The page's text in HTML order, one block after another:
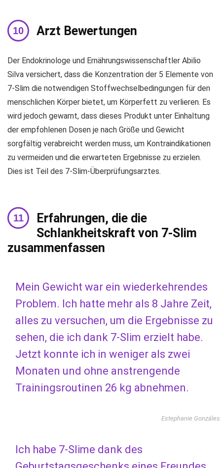
Arzt Bewertungen
Der Endokrinologe und Ernährungswissenschaftler Abilio
Silva versichert, dass die Konzentration der 5 Elemente von
7-Slim die notwendigen Stoffwechselbedingungen für den
menschlichen Körper bietet, um Körperfett zu verlieren. Es
wird jedoch gewarnt, dass dieses Produkt unter Einhaltung
der empfohlenen Dosen je nach Größe und Gewicht
sorgfältig verabreicht werden muss, um Kontraindikationen
zu vermeiden und die erwarteten Ergebnisse zu erzielen.
Dies ist Teil des 7-Slim-Überprüfungsarztes.
Erfahrungen, die die
Schlankheitskraft von 7-Slim
zusammenfassen
Mein Gewicht war ein wiederkehrendes
Problem. Ich hatte mehr als 8 Jahre Zeit,
alles zu versuchen, um die Ergebnisse zu
sehen, die ich dank 7-Slim erzielt habe.
Jetzt konnte ich in weniger als zwei
Monaten und ohne anstrengende
Trainingsroutinen 26 kg abnehmen.
Estephanie Gonzáles:
Ich habe 7-Slime dank des